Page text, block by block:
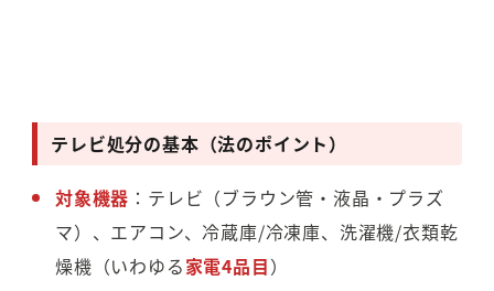
テレビ処分の基本（法のポイント）
対象機器 ：テレビ（ブラウン管・液晶・プラズ
マ）、エアコン、冷蔵庫/冷凍庫、洗濯機/衣類乾
燥機（いわゆる家電4品目）